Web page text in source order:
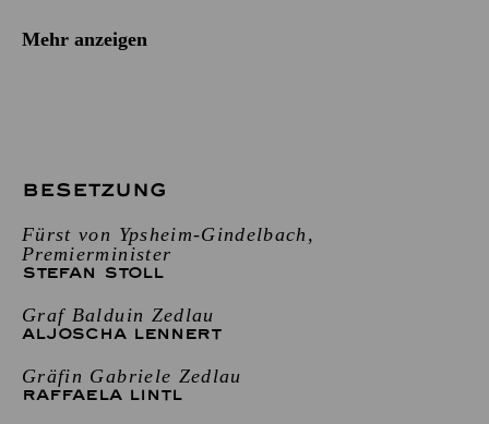
Mehr anzeigen
BESETZUNG
Fürst von Ypsheim-Gindelbach,
Premierminister
STEFAN STOLL
Graf Balduin Zedlau
ALJOSCHA LENNERT
Gräfin Gabriele Zedlau
RAFFAELA LINTL